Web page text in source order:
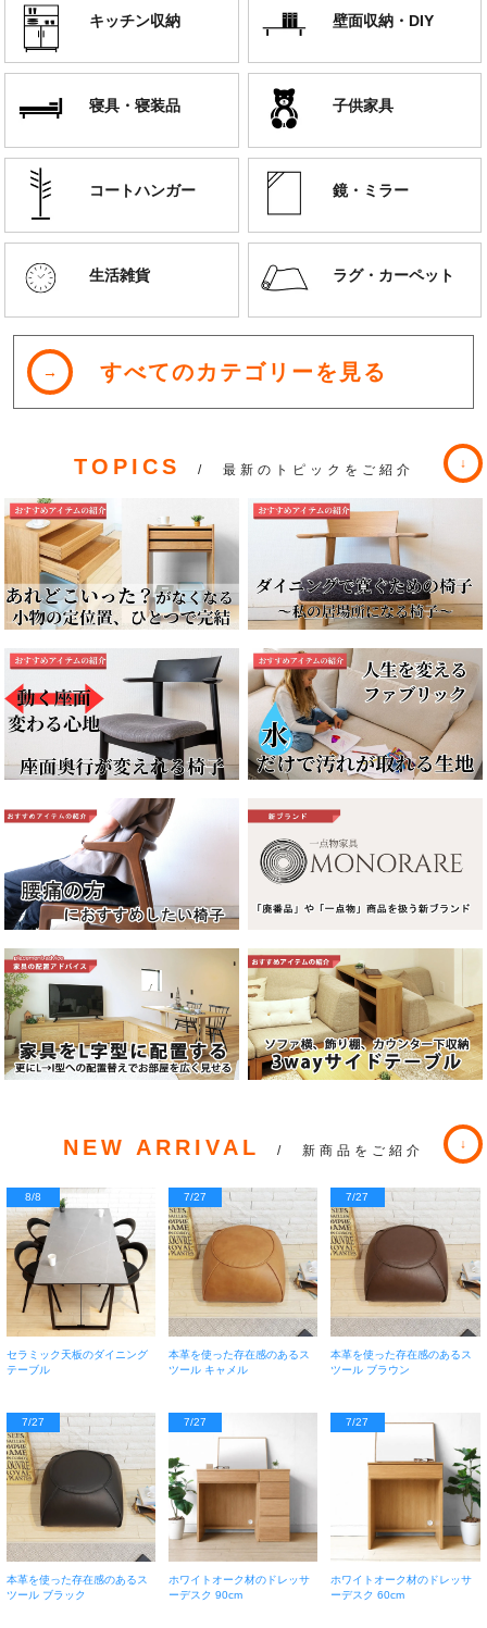
キッチン収納 壁面収納・DIY
寝具・寝装品 子供家具
コートハンガー 鏡・ミラー
生活雑貨 ラグ・カーペット
すべてのカテゴリーを見る
TOPICS / 最新のトピックをご紹介
NEW ARRIVAL / 新商品をご紹介
8/8
セラミック天板のダイニング
テーブル
7/27
本革を使った存在感のあるス
ツール キャメル
7/27
本革を使った存在感のあるス
ツール ブラウン
7/27
本革を使った存在感のあるス
ツール ブラック
7/27
ホワイトオーク材のドレッサ
ーデスク 90cm
7/27
ホワイトオーク材のドレッサ
ーデスク 60cm